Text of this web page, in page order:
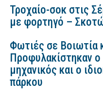
Τροχαίο-σοκ στις
με φορτηγό –
Φωτιές σε Βοιωτία
Προφυλακίστηκαν
μηχανικός και ο
πάρκου